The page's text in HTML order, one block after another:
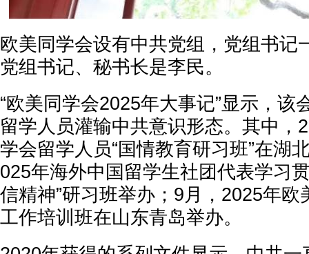
欧美同学会设有中共党组，党组书记
党组书记、秘书长是李民。
“欧美同学会2025年大事记”显示，该
留学人员灌输中共意识形态。其中，
学会留学人员“国情教育研习班”在湖
025年海外中国留学生社团代表学习
信精神”研习班举办；9月，2025年欧
工作培训班在山东青岛举办。